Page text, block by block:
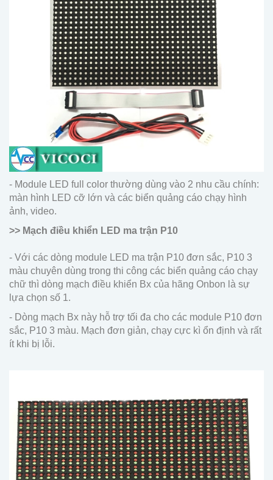
- Module LED full color thường dùng vào 2 nhu cầu chính:
màn hình LED cỡ lớn và các biển quảng cáo chạy hình
ảnh, video.
>> Mạch điều khiển LED ma trận P10
- Với các dòng module LED ma trận P10 đơn sắc, P10 3
màu chuyên dùng trong thi công các biển quảng cáo chạy
chữ thì dòng mạch điều khiển Bx của hãng Onbon là sự
lựa chọn số 1.
- Dòng mạch Bx này hỗ trợ tối đa cho các module P10 đơn
sắc, P10 3 màu. Mạch đơn giản, chạy cực kì ổn định và rất
ít khi bị lỗi.